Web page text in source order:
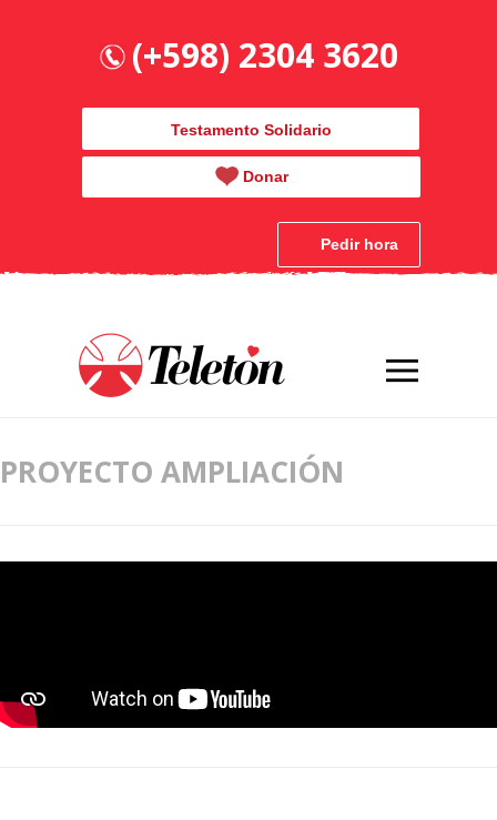
(+598) 2304 3620
Testamento Solidario
Donar
Pedir hora
PROYECTO AMPLIACIÓN